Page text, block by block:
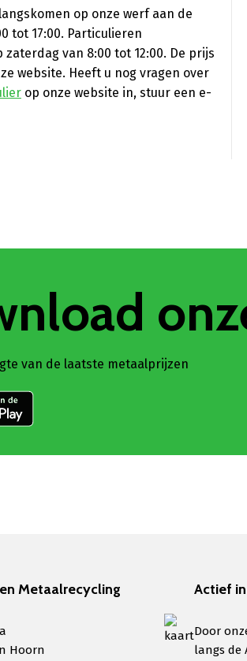
op onze werf aan de
tot 17:00. Particulieren
van 8:00 tot 12:00. De prijs
website. Heeft u nog vragen over
op onze website in, stuur een e-
van de laatste metaalprijzen
Metaalrecycling
Hoorn
Actief
Door
langs de